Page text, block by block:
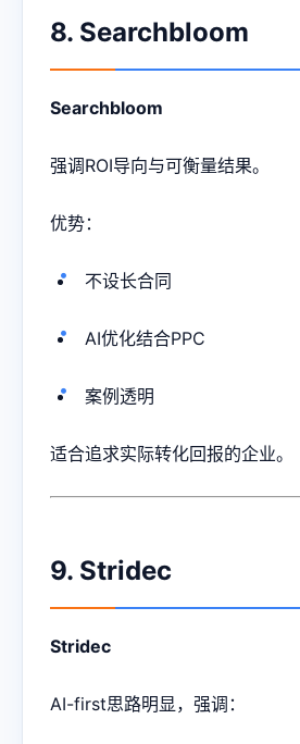
8. Searchbloom
Searchbloom
强调ROI导向与可衡量结果。
优势：
不设长合同
AI优化结合PPC
案例透明
适合追求实际转化回报的企业。
9. Stridec
Stridec
AI-first思路明显，强调：